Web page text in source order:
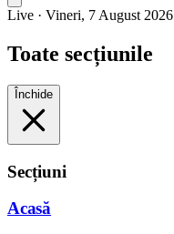
Live · Vineri, 7 August 2026
Toate secțiunile
Închide
Secțiuni
Acasă